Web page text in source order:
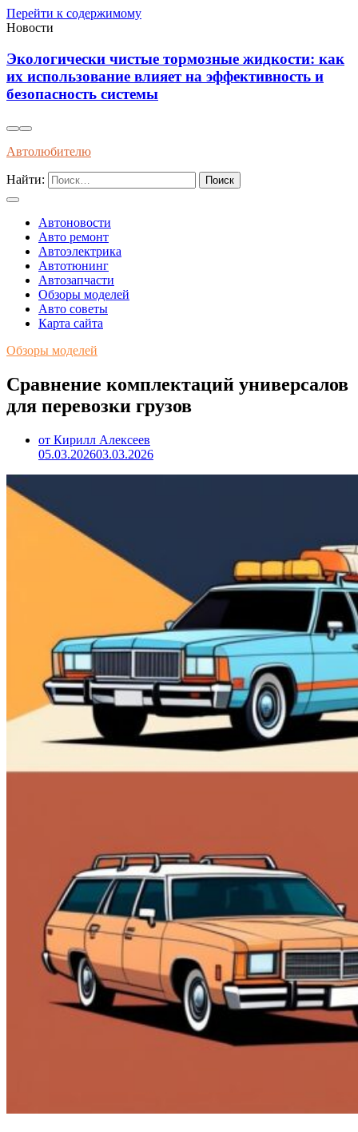
Перейти к содержимому
Новости
Экологически чистые тормозные жидкости: как
их использование влияет на эффективность и
безопасность системы
Автолюбителю
Найти:
Автоновости
Авто ремонт
Автоэлектрика
Автотюнинг
Автозапчасти
Обзоры моделей
Авто советы
Карта сайта
Обзоры моделей
Сравнение комплектаций универсалов
для перевозки грузов
от Кирилл Алексеев
05.03.202603.03.2026